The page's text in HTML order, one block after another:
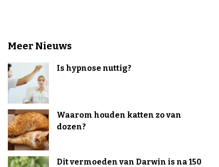
Meer Nieuws
Is hypnose nuttig?
Waarom houden katten zo van
dozen?
Dit vermoeden van Darwin is na 150